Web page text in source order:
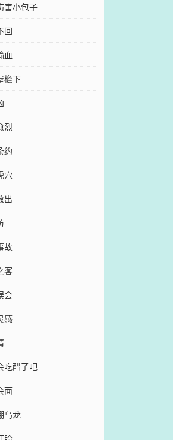
害小包子
回
血
檐下
烈
约
穴
出
故
客
会
感
吃醋了吧
面
乌龙